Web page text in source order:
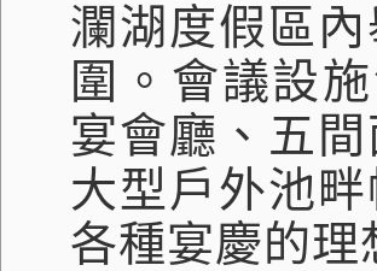
瀾湖度假區
圍。會議設
宴會廳、五
大型戶外池
各種宴慶的理